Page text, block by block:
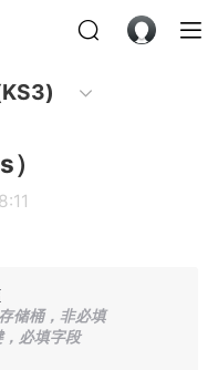
储桶，非必填
必填字段